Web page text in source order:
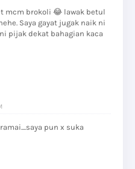
mcm brokoli 😂 lawak betul
Saya gayat jugak naik ni
pijak dekat bahagian kaca
pun x suka